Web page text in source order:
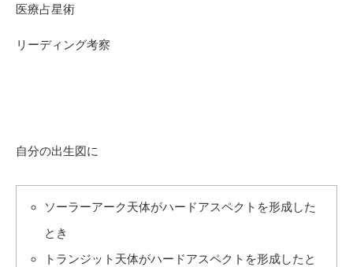
医療占星術
リーディング考察
自分の出生図に
ソーラーアーク天体がハードアスペクトを形成した
とき
トランジット天体がハードアスペクトを形成したと